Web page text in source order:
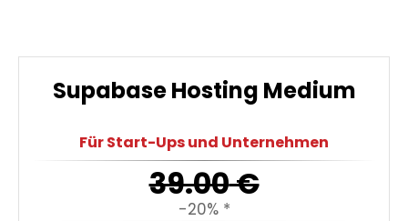
Supabase Hosting Medium
Für Start-Ups und Unternehmen
39.00€
-20% *